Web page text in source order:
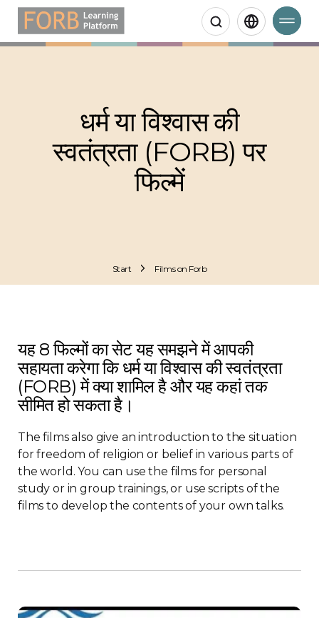
Search
धर्म या विश्वास की
स्वतंत्रता (FORB) पर
फिल्में
Start Films on Forb
यह 8 फिल्मों का सेट यह समझने में आपकी
सहायता करेगा कि धर्म या विश्वास की स्वतंत्रता
(FORB) में क्या शामिल है और यह कहां तक
सीमित हो सकता है।
The films also give an introduction to the situation
for freedom of religion or belief in various parts of
the world. You can use the films for personal
study or in group trainings, or use scripts of the
films to develop the contents of your own talks.